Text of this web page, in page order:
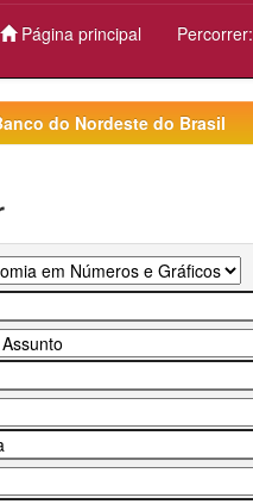
Página principal Percorrer:
do Nordeste do Brasil